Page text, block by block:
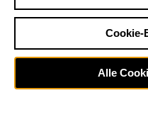
Cookie-
Alle